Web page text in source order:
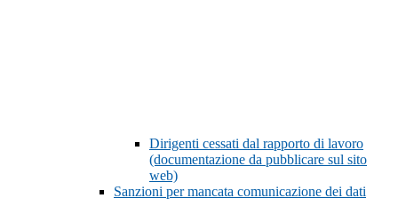
Dirigenti cessati dal rapporto di lavoro
(documentazione da pubblicare sul sito
web)
Sanzioni per mancata comunicazione dei dati